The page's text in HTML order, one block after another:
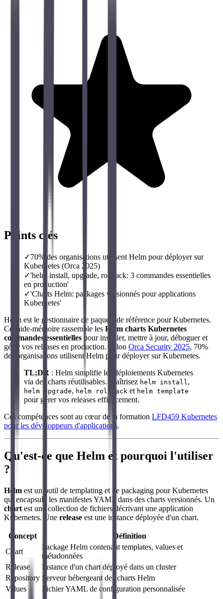
Points clés
✓70% des organisations utilisent Helm pour déployer sur
Kubernetes (Orca 2025)
✓'helm install, upgrade, rollback: 3 commandes essentielles
en production'
✓'Charts Helm: packages versionnés pour applications
Kubernetes'
Helm est le gestionnaire de paquets de référence pour Kubernetes.
Cet aide-mémoire rassemble les Helm charts Kubernetes
commandes essentielles pour installer, mettre à jour, déboguer et
gérer vos releases en production. Selon Orca Security 2025, 70%
des organisations utilisent Helm pour déployer sur Kubernetes.
TL;DR : Helm simplifie les déploiements Kubernetes
via des charts réutilisables. Maîtrisez helm install ,
helm upgrade, helm rollback et helm template
pour gérer vos releases efficacement.
Ces compétences sont au cœur de la formation LFD459 Kubernetes
pour les développeurs d'applications.
Qu'est-ce que Helm et pourquoi l'utiliser
?
Helm est un outil de templating et de packaging pour Kubernetes
qui encapsule les manifestes YAML dans des charts versionnés. Un
chart est une collection de fichiers décrivant une application
Kubernetes. Une release est une instance déployée d'un chart.
Concept
Définition
Chart
Package Helm contenant templates, values et
métadonnées
Release
Instance d'un chart déployé dans un cluster
Repository Serveur hébergeant des charts Helm
Values
Fichier YAML de configuration personnalisée